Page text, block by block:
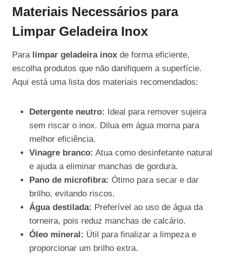
Materiais Necessários para
Limpar Geladeira Inox
Para limpar geladeira inox de forma eficiente,
escolha produtos que não danifiquem a superfície.
Aqui está uma lista dos materiais recomendados:
Detergente neutro:
Ideal para remover sujeira
sem riscar o inox. Dilua em água morna para
melhor eficiência.
Vinagre branco: Atua como desinfetante natural
e ajuda a eliminar manchas de gordura.
Pano de microfibra: Ótimo para secar e dar
brilho, evitando riscos.
Água destilada: Preferível ao uso de água da
torneira, pois reduz manchas de calcário.
Óleo mineral: Útil para finalizar a limpeza e
proporcionar um brilho extra.